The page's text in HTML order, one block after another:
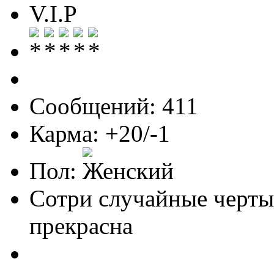
V.I.P
Сообщений: 411
Карма: +20/-1
Пол:
Сотри случайные
прекрасна